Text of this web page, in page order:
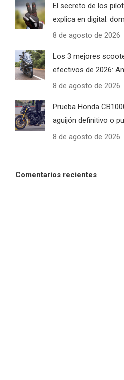
El secreto de los
explica en digital:
8 de agosto de 2026
Los 3 mejores
efectivos de 2026:
8 de agosto de 2026
Prueba Honda
aguijón definitivo o
8 de agosto de 2026
Comentarios recientes